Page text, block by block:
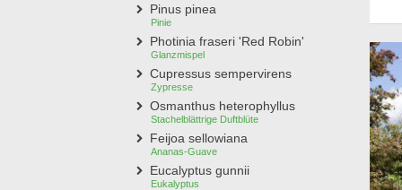
Pinus pinea
Pinie
Photinia fraseri 'Red Robin'
Glanzmispel
Cupressus sempervirens
Zypresse
Osmanthus heterophyllus
Stachelblättrige Duftblüte
Feijoa sellowiana
Ananas-Guave
Eucalyptus gunnii
Eukalyptus